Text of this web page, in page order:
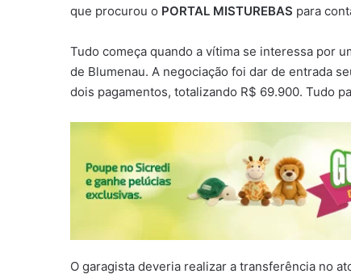
que procurou o PORTAL MISTUREBAS para
Tudo começa quando a vítima se interessa por
de Blumenau. A negociação foi dar de entrada
dois pagamentos, totalizando R$ 69.900. Tudo
O garagista deveria realizar a transferência no